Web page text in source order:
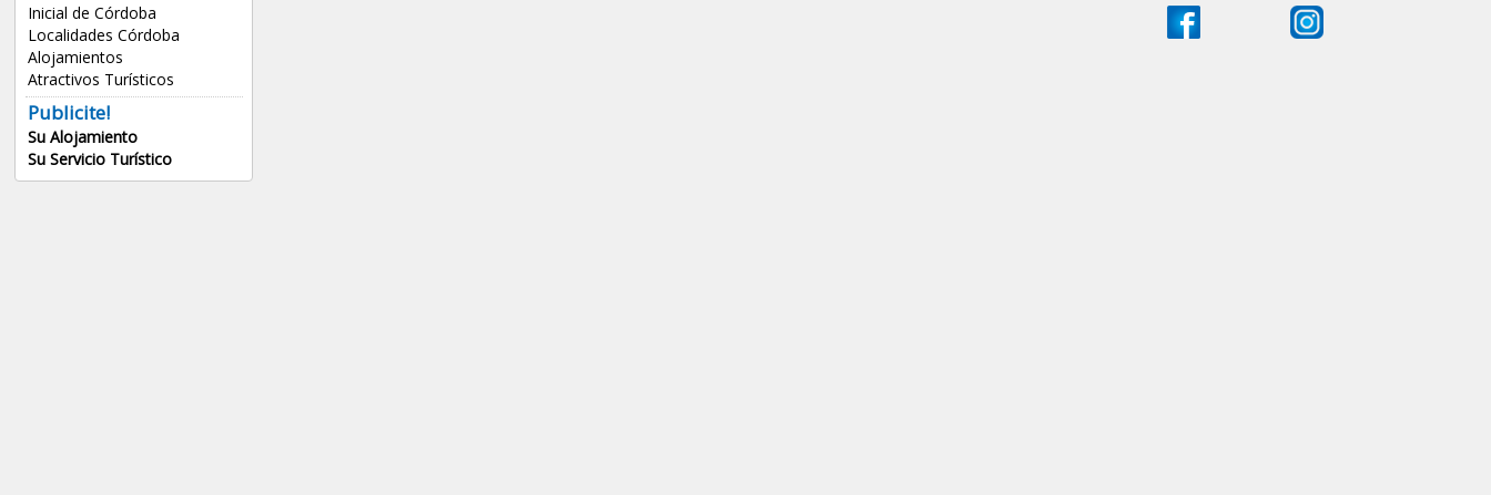
Inicial de Córdoba
Localidades Córdoba
Alojamientos
Atractivos Turísticos
Publicite!
Su Alojamiento
Su Servicio Turístico